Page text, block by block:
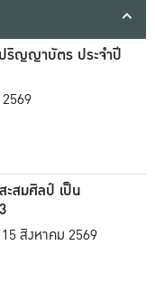
ริญญาบัตร ประจำปี
ะสมศิลป์ เป็น
สิงหาคม 2569